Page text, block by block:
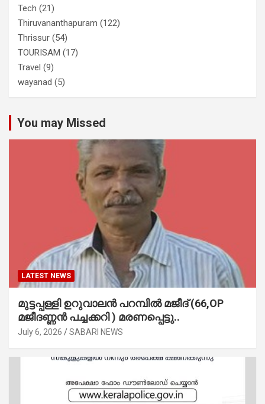
Tech (21)
Thiruvananthapuram (122)
Thrissur (54)
TOURISAM (17)
Travel (9)
wayanad (5)
You may Missed
LATEST NEWS
മുട്ടപ്പള്ളി ഉറുവാലൻ പറമ്പിൽ മജീദ് (66,OP
മജീദണ്ണൻ പച്ചക്കറി ) മരണപ്പെട്ടു..
July 6, 2026 SABARI NEWS